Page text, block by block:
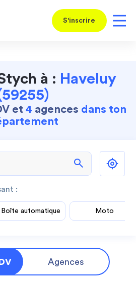
S'inscrire
à : Haveluy
et 4agences dans ton
search
:
Boîte automatique Moto
Agences